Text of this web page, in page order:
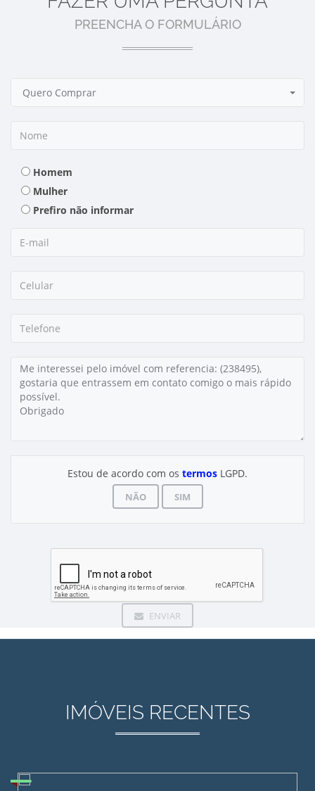
PREENCHA O FORMULÁRIO
Quero Comprar
Homem
Mulher
Prefiro não informar
Estou de acordo com os termos LGPD.
NÃO SIM
ENVIAR
IMÓVEIS RECENTES